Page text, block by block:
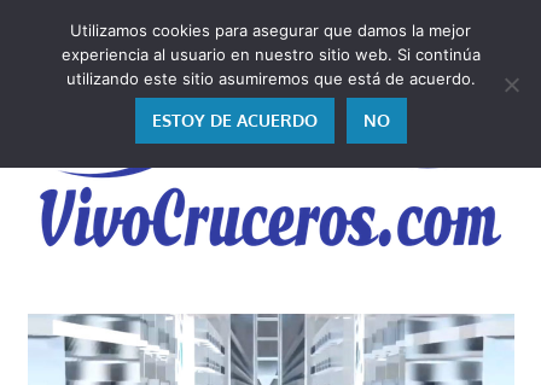
contenido
cruceros
Utilizamos cookies para asegurar que damos la mejor
experiencia al usuario en nuestro sitio web. Si continúa
utilizando este sitio asumiremos que está de acuerdo.
ESTOY DE ACUERDO NO